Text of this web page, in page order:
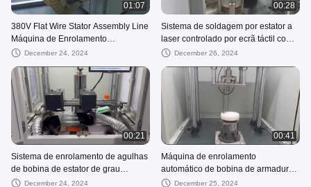
01:07
380V Flat Wire Stator Assembly Line
Máquina de Enrolamento
Automatizado de Ferradura
December 24, 2024
00:28
Sistema de soldagem por estator a
laser controlado por ecrã táctil com
capacidade de ângulo arbitrário
December 26, 2024
00:21
Sistema de enrolamento de agulhas
de bobina de estator de grau
automóvel para aplicações
December 24, 2024
00:41
Máquina de enrolamento
automático de bobina de armadura
de alta precisão para estator de
December 25, 2024